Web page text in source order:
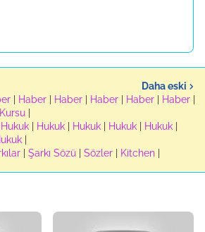
Daha eski
Haber Haber Haber Haber Haber
Hukuk Hukuk Hukuk Hukuk Hukuk
Şarkı Sözü Sözler Kitchen